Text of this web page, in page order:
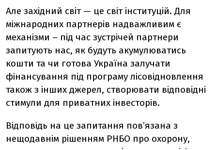
Але західний світ — це світ інституцій. Для
міжнародних партнерів надважливим є
механізми – під час зустрічей партнери
запитують нас, як будуть акумулюватись
кошти та чи готова Україна залучати
фінансування під програму лісовідновлення
також з інших джерел, створювати відповідні
стимули для приватних інвесторів.
Відповідь на це запитання пов’язана з
нещодавнім рішенням РНБО про охорону,